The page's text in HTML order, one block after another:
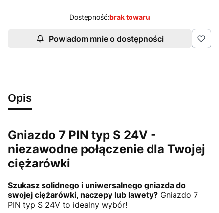
Dostępność:brak towaru
Powiadom mnie o dostępności
Opis
Gniazdo 7 PIN typ S 24V -
niezawodne połączenie dla Twojej
ciężarówki
Szukasz solidnego i uniwersalnego gniazda do
swojej ciężarówki, naczepy lub lawety? Gniazdo 7
PIN typ S 24V to idealny wybór!